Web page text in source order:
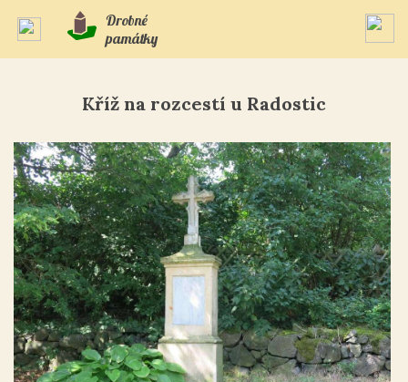
Drobné
památky
Kříž na rozcestí u Radostic